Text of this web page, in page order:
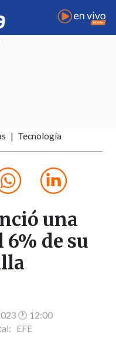
Tecnología
una
de su
🕐 12:00
EFE